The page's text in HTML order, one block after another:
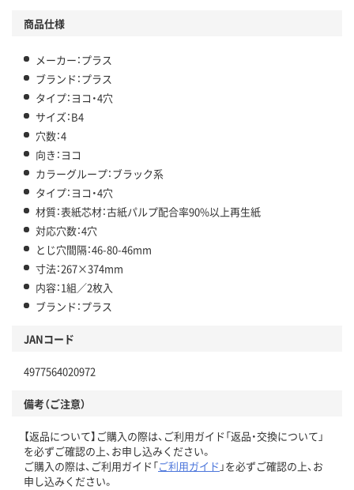
商品仕様
メーカー：プラス
ブランド：プラス
タイプ：ヨコ・4穴
サイズ：B4
穴数：4
向き：ヨコ
カラーグループ：ブラック系
タイプ：ヨコ・4穴
材質：表紙芯材：古紙パルプ配合率90%以上再生紙
対応穴数：4穴
とじ穴間隔：46-80-46mm
寸法：267×374mm
内容：1組／2枚入
ブランド：プラス
JANコード
4977564020972
備考（ご注意）
【返品について】ご購入の際は、ご利用ガイド「返品・交換について」
を必ずご確認の上、お申し込みください。
ご購入の際は、ご利用ガイド「ご利用ガイド 」を必ずご確認の上、お
申し込みください。